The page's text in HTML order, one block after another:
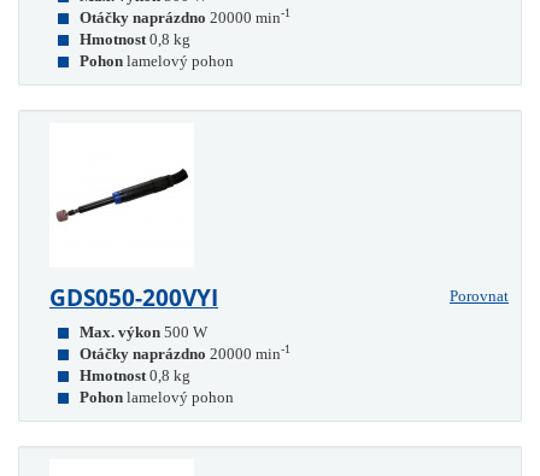
Otáčky naprázdno 20000 min-1
Hmotnost 0,8 kg
Pohon lamelový pohon
GDS050-200VYI
Porovnat
Max. výkon 500 W
Otáčky naprázdno 20000 min-1
Hmotnost 0,8 kg
Pohon lamelový pohon